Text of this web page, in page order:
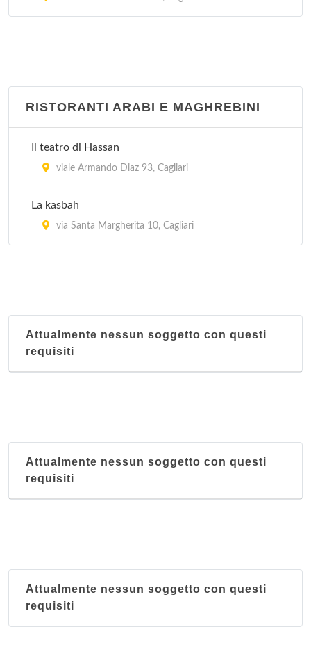
RISTORANTI ARABI E MAGHREBINI
Il teatro di Hassan
viale Armando Diaz 93, Cagliari
La kasbah
via Santa Margherita 10, Cagliari
Attualmente nessun soggetto con questi
requisiti
Attualmente nessun soggetto con questi
requisiti
Attualmente nessun soggetto con questi
requisiti